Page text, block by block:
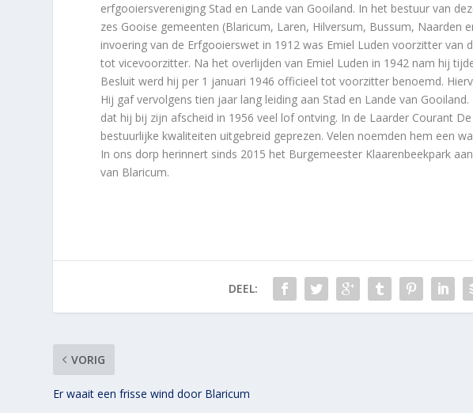
erfgooiersvereniging Stad en Lande van Gooiland. In het bestuur van
zes Gooise gemeenten (Blaricum, Laren, Hilversum, Bussum, Naarden
invoering van de Erfgooierswet in 1912 was Emiel Luden voorzitter van
tot vicevoorzitter. Na het overlijden van Emiel Luden in 1942 nam hij
Besluit werd hij per 1 januari 1946 officieel tot voorzitter benoemd.
Hij gaf vervolgens tien jaar lang leiding aan Stad en Lande van
dat hij bij zijn afscheid in 1956 veel lof ontving. In de Laarder Courant
bestuurlijke kwaliteiten uitgebreid geprezen. Velen noemden hem een
In ons dorp herinnert sinds 2015 het Burgemeester Klaarenbeekpark
van Blaricum.
DEEL:
VORIG
Er waait een frisse wind door Blaricum